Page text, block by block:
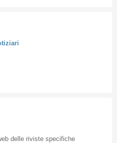
delle riviste specifiche